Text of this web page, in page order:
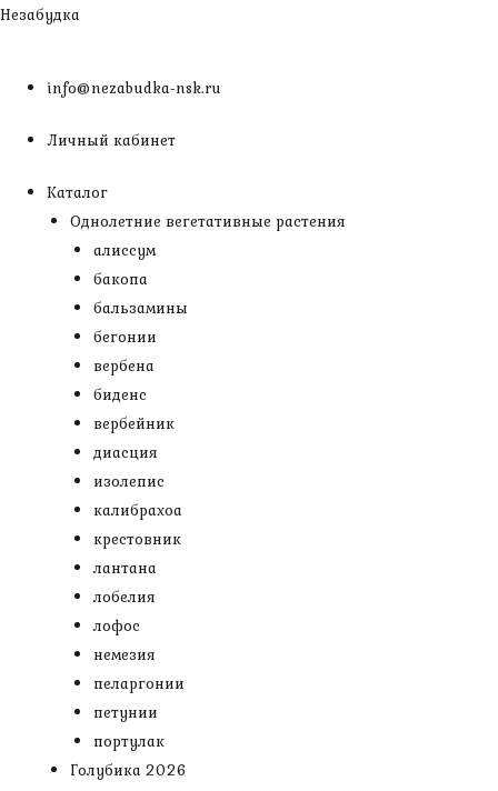
Перейти
Незабудка
info@nezabudka-nsk.ru
Личный кабинет
Каталог
Однолетние вегетативные растения
алиссум
бакопа
бальзамины
бегонии
вербена
биденс
вербейник
диасция
изолепис
калибрахоа
крестовник
лантана
лобелия
лофос
немезия
пеларгонии
петунии
портулак
Голубика 2026